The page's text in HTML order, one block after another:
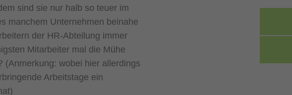
sind sie nur halb so teuer im
manchem Unternehmen beinahe
der HR-Abteilung immer
Mitarbeiter mal die Mühe
(Anmerkung: wobei hier allerdings
Arbeitstage ein